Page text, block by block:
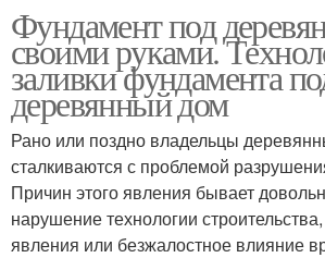
деревянным домом
Фундамент под
срубовой дом
Фундамент под
своими руками.
заливки фундамента
деревянный дом
Рано или поздно владельцы
сталкиваются с проблемой
Причин этого явления бывает
нарушение технологии
явления или безжалостное влияние